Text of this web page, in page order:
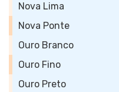
Nova Lima
Nova Ponte
Ouro Branco
Ouro Fino
Ouro Preto